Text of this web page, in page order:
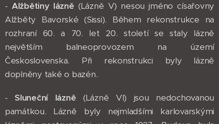
-Alžbětiny lázně (Lázně V) nesou jméno císařovny
Alžběty Bavorské (Sissi). Během rekonstrukce na
rozhraní 60. a 70. let 20. století se staly lázně
největším balneoprovozem na území
Československa. Při rekonstrukci byly lázně
doplněny také o bazén.
- Sluneční lázně (Lázně VI) jsou nedochovanou
památkou. Lázně byly nejmladšími karlovarskými